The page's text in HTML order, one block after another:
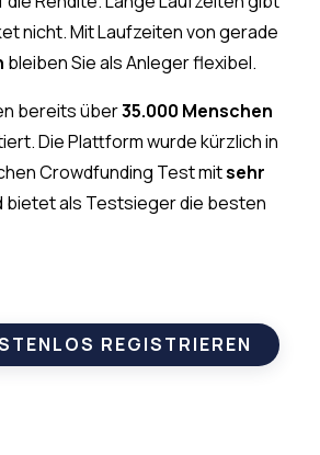
nicht. Mit Laufzeiten von gerade
bleiben Sie als Anleger flexibel.
bereits über35.000 Menschen
Die Plattform wurde kürzlich in
Crowdfunding Test mitsehr
bietet als Testsieger die besten
REGISTRIEREN